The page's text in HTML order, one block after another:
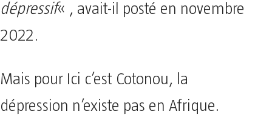
dépressif« , avait-il posté en novembre
2022.
Mais pour Ici c’est Cotonou, la
dépression n’existe pas en Afrique.